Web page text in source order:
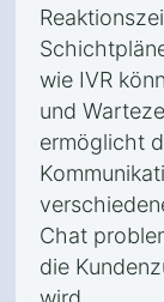
wie IVR
und
ermöglicht
Chat
die